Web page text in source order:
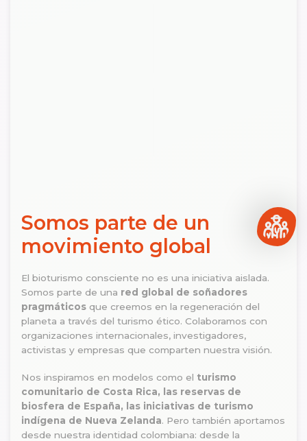
Somos parte de un
movimiento global
El bioturismo consciente no es una iniciativa aislada.
Somos parte de una red global de soñadores
pragmáticos que creemos en la regeneración del
planeta a través del turismo ético. Colaboramos con
organizaciones internacionales, investigadores,
activistas y empresas que comparten nuestra visión.
Nos inspiramos en modelos como el turismo
comunitario de Costa Rica, las reservas de
biosfera de España, las iniciativas de turismo
indígena de Nueva Zelanda. Pero también aportamos
desde nuestra identidad colombiana: desde la